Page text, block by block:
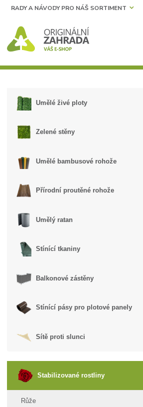
RADY A NÁVODY PRO NÁŠ SORTIMENT
Umělé živé ploty
Zelené stěny
Umělé bambusové rohože
Přírodní proutěné rohože
Umělý ratan
Stínící tkaniny
Balkonové zástěny
Stínící pásy pro plotové panely
Sítě proti slunci
Stabilizované rostliny
Růže